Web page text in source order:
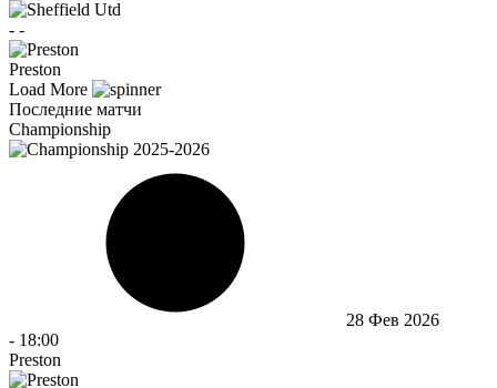
- -
Preston
Load More
Последние матчи
Championship
28 Фев 2026
- 18:00
Preston